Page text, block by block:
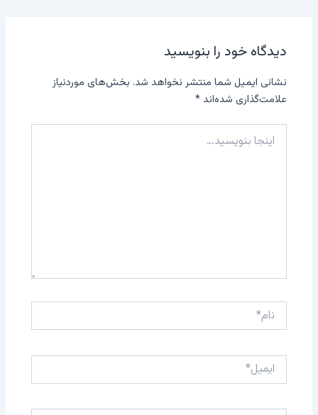
دیدگاه‌ خود را بنویسید
نشانی ایمیل شما منتشر نخواهد شد. بخش‌های موردنیاز
علامت‌گذاری شده‌اند*
بنویسید…
نام*
ایمیل*